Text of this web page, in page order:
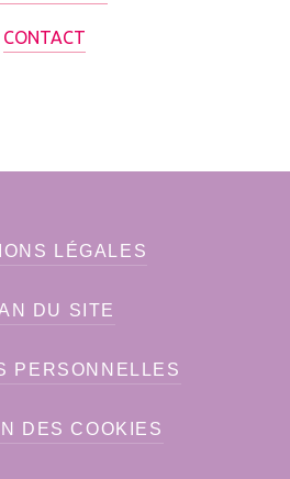
CONTACT
LÉGALES
DU SITE
PERSONNELLES
DES COOKIES